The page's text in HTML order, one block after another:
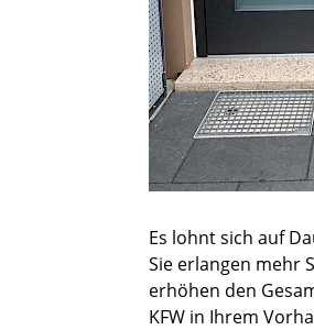
Es lohnt sich auf
Sie erlangen mehr
erhöhen den
KFW in Ihrem